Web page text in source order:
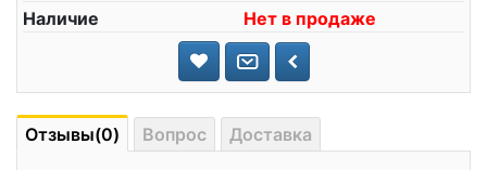
Наличие
Нет в продаже
Отзывы(0) Вопрос Доставка